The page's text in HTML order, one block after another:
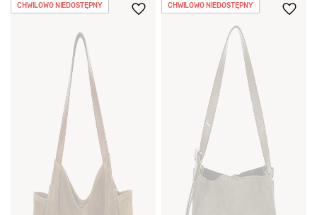
CHWILOWO NIEDOSTĘPNY CHWILOWO NIEDOSTĘPNY